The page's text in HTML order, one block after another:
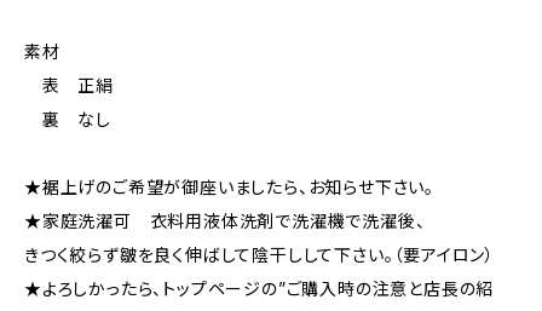
素材
表 正絹
裏 なし
★裾上げのご希望が御座いましたら、お知らせ下さい。
★家庭洗濯可 衣料用液体洗剤で洗濯機で洗濯後、
きつく絞らず皺を良く伸ばして陰干しして下さい。（要アイロン）
★よろしかったら、トップページの”ご購入時の注意と店長の紹